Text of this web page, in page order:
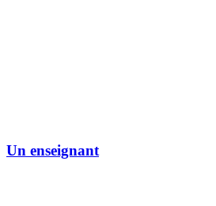
Un enseignant